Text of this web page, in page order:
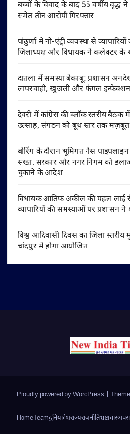
बच्चों के विवाद के बाद 55 वर्षीय वृद्ध
समेत तीन आरोपी गिरफ्तार
पांढुर्णा में नो-एंट्री व्यवस्था से
जिलाध्यक्ष और विधायक ने कलेक्टर के
दातला में समस्या बेकाबू: प्रशासन
लापरवाही, खुजली और फंगल इन्फेक्शन
देवरी में कांग्रेस की ब्लॉक स्तरीय बैठक
उत्साह, संगठन को बूथ स्तर तक
बोरिंग के दौरान भूमिगत गैस पाइपलाइन
सख्त, सरकार और नगर निगम को
चुकाने के आदेश
विधायक आतिफ अकील की पहल लाई
व्यापारियों की समस्याओं पर प्रशासन ने
विश्व आदिवासी दिवस का जिला
चांदपुर में होगा आयोजित
Proudly powered by WordPress
HomeTeamदुनियादेशराज्यराजनीतिभ्रष्टाचार